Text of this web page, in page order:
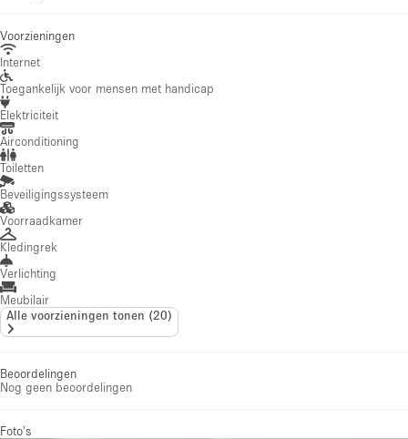
Voorzieningen
Internet
Toegankelijk voor mensen met handicap
Elektriciteit
Airconditioning
Toiletten
Beveiligingssysteem
Voorraadkamer
Kledingrek
Verlichting
Meubilair
Alle voorzieningen tonen (20)
Beoordelingen
Nog geen beoordelingen
Foto's